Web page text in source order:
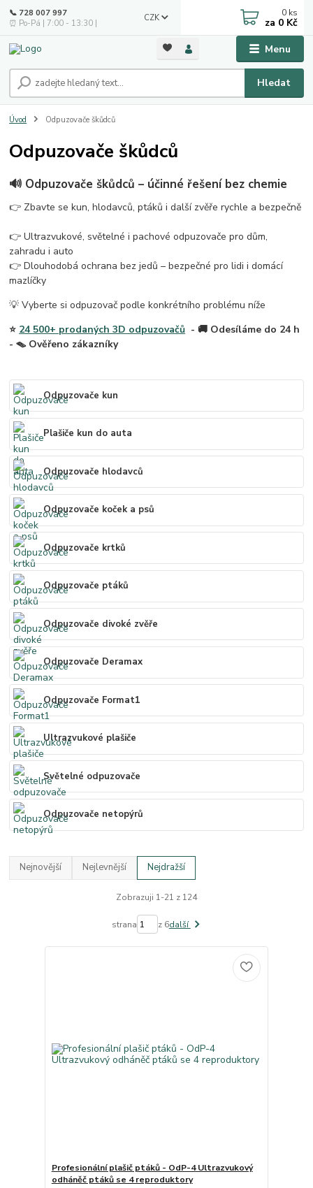
Menu
CZK
Hledat
📞 728 007 997
⏰ Po-Pá | 7:00 - 13:30 |
0 ks
za 0 Kč
Úvod Odpuzovače škůdců
Odpuzovače škůdců
🔊 Odpuzovače škůdců – účinné řešení bez chemie
👉 Zbavte se kun, hlodavců, ptáků i další zvěře rychle a bezpečně
👉 Ultrazvukové, světelné i pachové odpuzovače pro dům,
zahradu i auto
👉 Dlouhodobá ochrana bez jedů – bezpečné pro lidi i domácí
mazlíčky
💡 Vyberte si odpuzovač podle konkrétního problému níže
⭐ 24 500+ prodaných 3D odpuzovačů - 🚚 Odesíláme do 24 h
- 🪤 Ověřeno zákazníky
Odpuzovače kun
Plašiče kun do auta
Odpuzovače hlodavců
Odpuzovače koček a psů
Odpuzovače krtků
Odpuzovače ptáků
Odpuzovače divoké zvěře
Odpuzovače Deramax
Odpuzovače Format1
Ultrazvukové plašiče
Světelné odpuzovače
Odpuzovače netopýrů
Nejnovější Nejlevnější Nejdražší
Zobrazuji 1-21 z 124
strana z 6další
Profesionální plašič ptáků - OdP-4 Ultrazvukový
odháněč ptáků se 4 reproduktory